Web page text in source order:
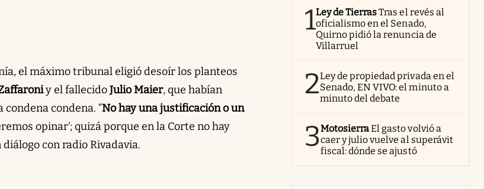
el máximo tribunal eligió desoír los planteos
y el fallecidoJulio Maier, que habían
condena. “No hay una justificación o un
opinar'; quizá porque en la Corte no hay
con radio Rivadavia.
1Ley de TierrasTras el revés al
oficialismo en el Senado,
Quirno pidió la renuncia de
Villarruel
2Ley de propiedad privada en el
Senado, EN VIVO: el minuto a
minuto del debate
3MotosierraEl gasto volvió a
caer y julio vuelve al superávit
fiscal: dónde se ajustó